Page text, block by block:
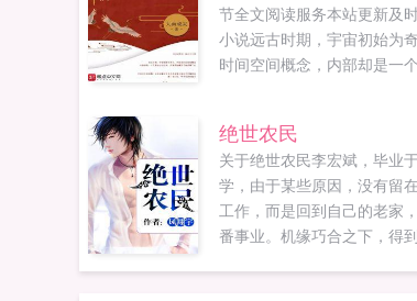
节全文阅读服务本站更新及
小说远古时期，宇宙初始为
时间空间概念，内部却是一
道纹，手可摘星辰腹可吞山河
辰幻灭。但是正因为无需努
力量，这些神魔无所顾忌无
常，天天意气用事整脸讨面
生打死。不知道完成了多少
奇点空间终于被打的空间破
绝世农民
关于绝世农民李宏斌，毕业
学，由于某些原因，没有留
工作，而是回到自己的老家
番事业。机缘巧合之下，得